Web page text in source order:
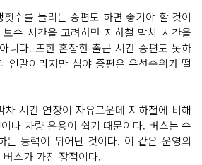
수를 늘리는 증편도 하면 좋기야 할 것이
수 시간을 고려하면 지하철 막차 시간을
니다. 또한 혼잡한 출근 시간 증편도 못하
연말이라지만 심야 증편은 우선순위가 떨
차 시간 연장이 자유로운데 지하철에 비해
나 차량 운용이 쉽기 때문이다. 버스는 수
는 능력이 뛰어난 것이다. 이 같은 운영의
스가 가진 장점이다.